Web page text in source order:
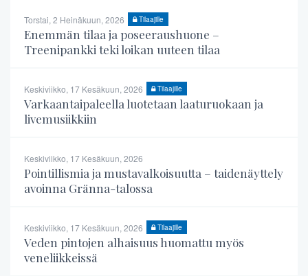
Torstai, 2 Heinäkuun, 2026 Tilaajille
Enemmän tilaa ja poseeraushuone –
Treenipankki teki loikan uuteen tilaa
Keskiviikko, 17 Kesäkuun, 2026 Tilaajille
Varkaantaipaleella luotetaan laaturuokaan ja
livemusiikkiin
Keskiviikko, 17 Kesäkuun, 2026
Pointillismia ja mustavalkoisuutta – taidenäyttely
avoinna Gränna-talossa
Keskiviikko, 17 Kesäkuun, 2026 Tilaajille
Veden pintojen alhaisuus huomattu myös
veneliikkeissä